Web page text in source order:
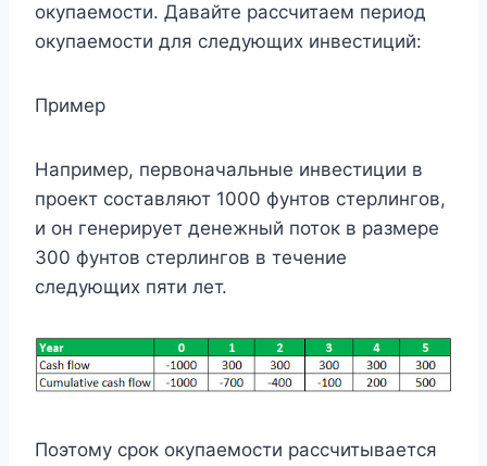
окупаемости. Давайте рассчитаем период
окупаемости для следующих инвестиций:
Пример
Например, первоначальные инвестиции в
проект составляют 1000 фунтов стерлингов,
и он генерирует денежный поток в размере
300 фунтов стерлингов в течение
следующих пяти лет.
Поэтому срок окупаемости рассчитывается